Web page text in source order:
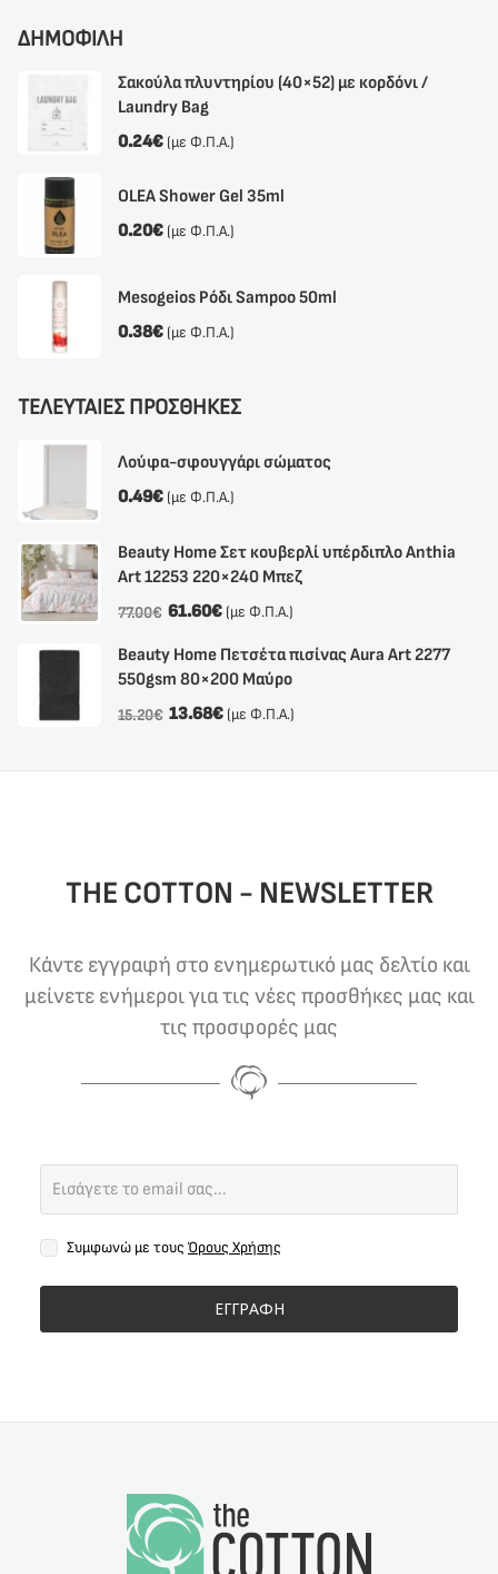
ΔΗΜΟΦΙΛΗ
Σακούλα πλυντηρίου (40×52) με κορδόνι /
Laundry Bag
0.24€ (με Φ.Π.Α.)
OLEA Shower Gel 35ml
0.20€ (με Φ.Π.Α.)
Mesogeios Ρόδι Sampoo 50ml
0.38€ (με Φ.Π.Α.)
ΤΕΛΕΥΤΑΙΕΣ ΠΡΟΣΘΗΚΕΣ
Λούφα-σφουγγάρι σώματος
0.49€ (με Φ.Π.Α.)
Beauty Home Σετ κουβερλί υπέρδιπλο Anthia
Αrt 12253 220×240 Μπεζ
77.00€ 61.60€ (με Φ.Π.Α.)
Beauty Home Πετσέτα πισίνας Aura Art 2277
550gsm 80×200 Μαύρο
15.20€ 13.68€ (με Φ.Π.Α.)
THE COTTON - NEWSLETTER
Κάντε εγγραφή στο ενημερωτικό μας δελτίο και
μείνετε ενήμεροι για τις νέες προσθήκες μας και
τις προσφορές μας
Συμφωνώ με τους Όρους Χρήσης
ΕΓΓΡΑΦΗ